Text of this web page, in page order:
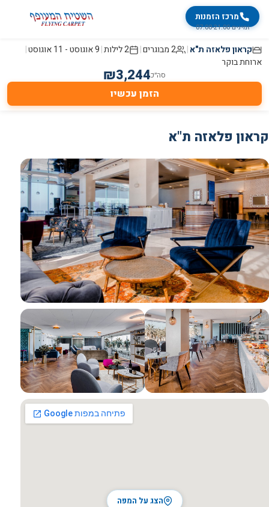
מרכז הזמנות
זמינים 07:00-21:00
קראון פלאזה ת"א| 2 מבוגרים |
2לילות|9 אוגוסט - 11 אוגוסט
|
ארוחת בוקר
סה״כ ₪3,244
הזמן עכשיו
קראון פלאזה ת"א
כל התמונות
הצג על המפה